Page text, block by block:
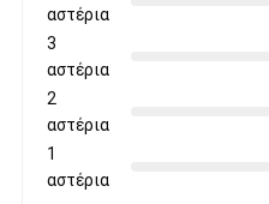
αστέρια
3
αστέρια
2
αστέρια
1
αστέρια